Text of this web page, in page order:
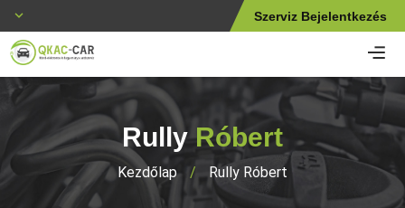
Szerviz Bejelentkezés
RullyRóbert
Kezdőlap / Rully Róbert